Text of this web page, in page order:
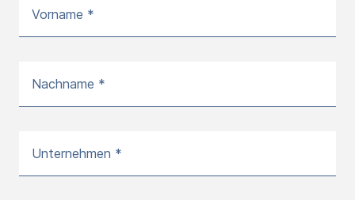
Vorname *
Nachname *
Unternehmen *